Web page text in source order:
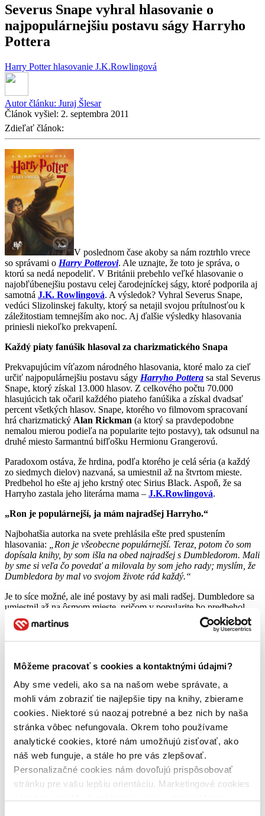
Môžeme pracovať s cookies a kontaktnými údajmi?
Aby sme vedeli, ako sa na našom webe správate, a
mohli vám zobraziť tie najlepšie tipy na knihy, zbierame
cookies. Niektoré sú naozaj potrebné a bez nich by naša
stránka vôbec nefungovala. Okrem toho používame
analytické cookies, ktoré nám umožňujú zisťovať, ako
náš web funguje, a stále ho pre vás zlepšovať.
Personalizačné cookies nám dovoľujú prispôsobovať
stránku pre vašu lepšiu orientáciu. Marketingové cookies
Severus Snape vyhral hlasovanie o
najpopulárnejšiu postavu ságy Harryho
Pottera
Harry Potterhlasovanie J.K.Rowlingová
Autor článku: Juraj Šlesar
Článok vyšiel: 2. septembra 2011
Zdieľať článok:
V poslednom čase akoby sa nám roztrhlo vrece
so správami o Harry Potterovi. Ale uznajte, že toto je správa, o
ktorú sa nedá nepodeliť. V Británii prebehlo veľké hlasovanie o
najobľúbenejšiu postavu celej čarodejníckej ságy, ktoré podporila aj
samotná J.K. Rowlingová. A výsledok? Vyhral Severus Snape,
vedúci Slizolinskej fakulty, ktorý sa netajil svojou prítulnosťou k
záležitostiam temnejším ako noc. Aj ďalšie výsledky hlasovania
priniesli niekoľko prekvapení.
Každý piaty fanúšik hlasoval za charizmatického Snapa
Prekvapujúcim víťazom národného hlasovania, ktoré malo za cieľ
určiť najpopulárnejšiu postavu ságy Harryho Pottera sa stal Severus
Snape, ktorý získal 13.000 hlasov. Z celkového počtu 70.000
hlasujúcich tak očaril každého piateho fanúšika a získal dvadsať
percent všetkých hlasov. Snape, ktorého vo filmovom spracovaní
hrá charizmatický Alan Rickman (a ktorý sa pravdepodobne
nemalou mierou podieľa na popularite tejto postavy), tak odsunul na
druhé miesto šarmantnú bifľošku Hermionu Grangerovú.
Paradoxom ostáva, že hrdina, podľa ktorého je celá séria (a každý
zo siedmych dielov) nazvaná, sa umiestnil až na štvrtom mieste.
Predbehol ho ešte aj jeho krstný otec Sirius Black. Aspoň, že sa
Harryho zastala jeho literárna mama – J.K.Rowlingová.
„Ron je populárnejší, ja mám najradšej Harryho.“
Najbohatšia autorka na svete prehlásila ešte pred spustením
hlasovania:
„Ron je všeobecne populárnejší. Teraz, potom čo som
dopísala knihy, by som išla na obed najradšej s Dumbledorom. Mali
by sme si veľa čo povedať a milovala by som jeho rady; myslím, že
Dumbledora by mal vo svojom živote rád každý.“
Je to síce možné, ale iné postavy by asi mali radšej. Dumbledore sa
umiestnil až na ôsmom mieste, pričom v popularite ho predbehol
Ron aj Ginny Weasleyovci a dokonca aj excentrická Luna
Lovegoodová. Ako najmenej populárne postavy celej ságy, ktoré
nielenže sa nedostali do rebríčka, ale dostali len po jednom hlase sa
fakulty Chrabromilu.
Kompletný rebríček hlasovania:
1. Severus Snape
2. Hermiona Grangerová
3. Sirius Black
4. Harry Potter
5. Ron Weasley
6. Luna Lovegoodová
7. Ginny Weasleyová
8. Albus Dumbledore
9. Dobby